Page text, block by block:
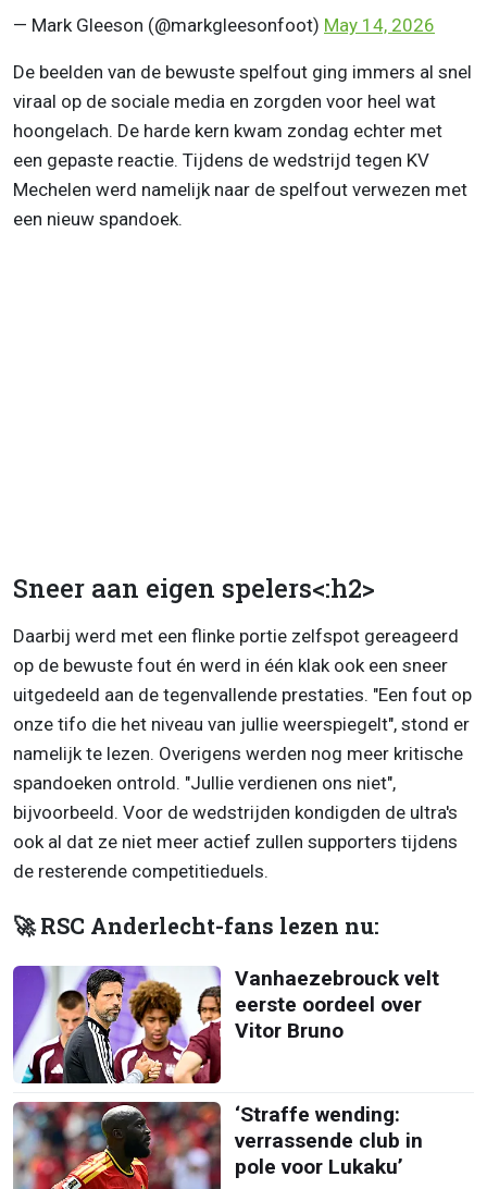
— Mark Gleeson (@markgleesonfoot) May 14, 2026
De beelden van de bewuste spelfout ging immers al snel
viraal op de sociale media en zorgden voor heel wat
hoongelach. De harde kern kwam zondag echter met
een gepaste reactie. Tijdens de wedstrijd tegen KV
Mechelen werd namelijk naar de spelfout verwezen met
een nieuw spandoek.
Sneer aan eigen spelers<:h2>
Daarbij werd met een flinke portie zelfspot gereageerd
op de bewuste fout én werd in één klak ook een sneer
uitgedeeld aan de tegenvallende prestaties. "Een fout op
onze tifo die het niveau van jullie weerspiegelt", stond er
namelijk te lezen. Overigens werden nog meer kritische
spandoeken ontrold. "Jullie verdienen ons niet",
bijvoorbeeld. Voor de wedstrijden kondigden de ultra's
ook al dat ze niet meer actief zullen supporters tijdens
de resterende competitieduels.
🚀 RSC Anderlecht-fans lezen nu:
Vanhaezebrouck velt
eerste oordeel over
Vitor Bruno
‘Straffe wending:
verrassende club in
pole voor Lukaku’